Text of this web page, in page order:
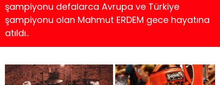
şampiyonu defalarca Avrupa ve Türkiye
şampiyonu olan Mahmut ERDEM gece hayatına
atıldı..